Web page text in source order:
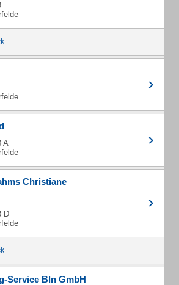
A
Christiane
D
Service Bln GmbH